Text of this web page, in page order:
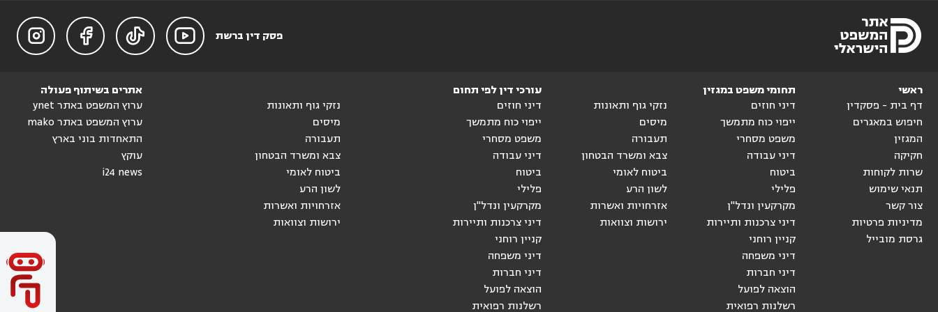
פסק דין ברשת 



ראשי
דף בית - פסקדין
חיפוש במאגרים
המגזין
חקיקה
שרות לקוחות
תנאי שימוש
צור קשר
מדיניות פרטיות
גרסת מובייל
תחומי משפט במגזין
דיני חוזים
ייפוי כוח מתמשך
משפט מסחרי
דיני עבודה
ביטוח
פלילי
מקרקעין ונדל"ן
דיני צרכנות ותיירות
קניין רוחני
דיני משפחה
דיני חברות
הוצאה לפועל
רשלנות רפואית
נזקי גוף ותאונות
מיסים
תעבורה
צבא ומשרד הבטחון
ביטוח לאומי
לשון הרע
אזרחויות ואשרות
ירושות וצוואות
עורכי דין לפי תחום
דיני חוזים
ייפוי כוח מתמשך
משפט מסחרי
דיני עבודה
ביטוח
פלילי
מקרקעין ונדל"ן
דיני צרכנות ותיירות
קניין רוחני
דיני משפחה
דיני חברות
הוצאה לפועל
רשלנות רפואית
נזקי גוף ותאונות
מיסים
תעבורה
צבא ומשרד הבטחון
ביטוח לאומי
לשון הרע
אזרחויות ואשרות
ירושות וצוואות
אתרים בשיתוף פעולה
ערוץ המשפט באתר ynet
ערוץ המשפט באתר mako
התאחדות בוני בארץ
עוקץ
i24 news